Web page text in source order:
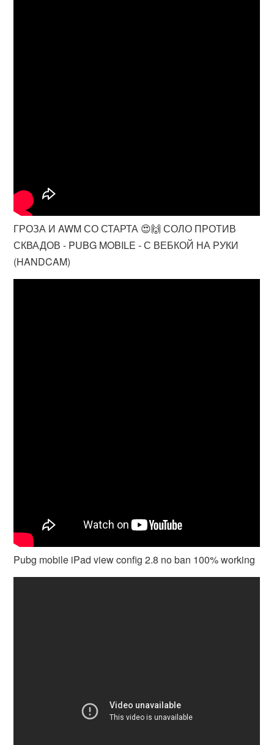
ГРОЗА И AWM СО СТАРТА 😍🙌 СОЛО ПРОТИВ
СКВАДОВ - PUBG MOBILE - С ВЕБКОЙ НА РУКИ
(HANDCAM)
Pubg mobile iPad view config 2.8 no ban 100% working